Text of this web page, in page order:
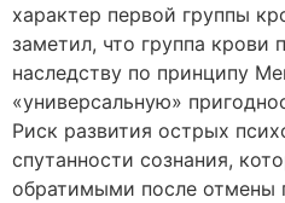
характер первой группы
заметил, что группа крови
наследству по принципу
«универсальную»
Риск развития острых
спутанности сознания,
обратимыми после отмены